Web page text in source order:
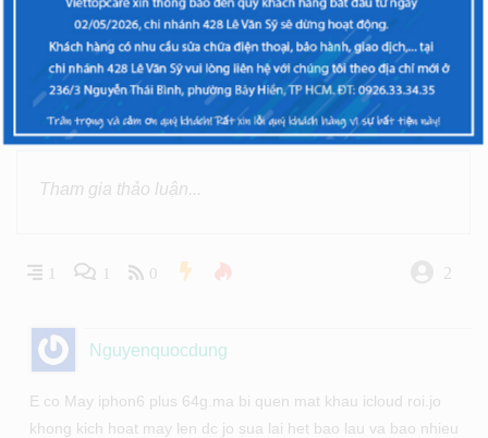
giảm giá đến 30%
1 1 0 2
Nguyenquocdung
E co May iphon6 plus 64g.ma bi quen mat khau icloud roi.jo
khong kich hoat may len dc jo sua lai het bao lau va bao nhieu